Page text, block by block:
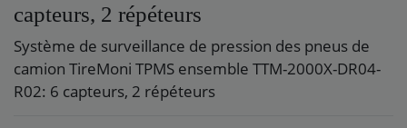
capteurs, 2 répéteurs
Système de surveillance de pression des pneus de
camion TireMoni TPMS ensemble TTM-2000X-DR04-
R02: 6 capteurs, 2 répéteurs